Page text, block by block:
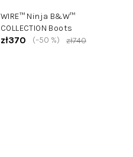
WIRE™ Ninja B&W™
COLLECTION Boots
zł370 zł740
(–50 %)